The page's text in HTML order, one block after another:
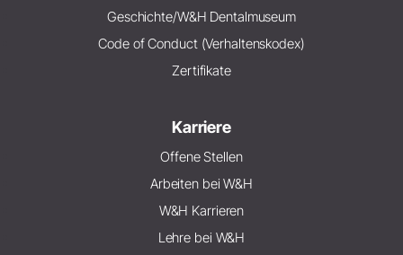
Geschichte/W&H Dentalmuseum
Code of Conduct (Verhaltenskodex)
Zertifikate
Karriere
Offene Stellen
Arbeiten bei W&H
W&H Karrieren
Lehre bei W&H